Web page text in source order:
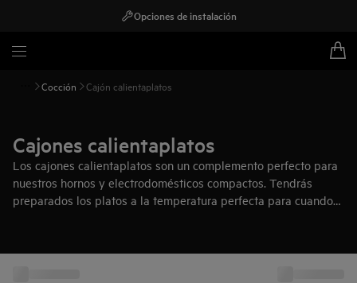
Opciones de instalación
Cocción Cajón calientaplatos
Cajones calientaplatos
Los cajones calientaplatos son un complemento perfecto para
nuestros hornos y electrodomésticos compactos. Tendrás
preparados los platos a la temperatura perfecta para cuando